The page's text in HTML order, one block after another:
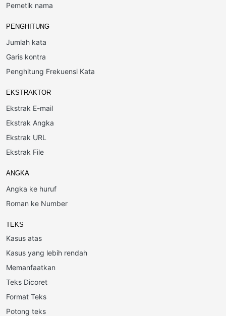
Pemetik nama
PENGHITUNG
Jumlah kata
Garis kontra
Penghitung Frekuensi Kata
EKSTRAKTOR
Ekstrak E-mail
Ekstrak Angka
Ekstrak URL
Ekstrak File
ANGKA
Angka ke huruf
Roman ke Number
TEKS
Kasus atas
Kasus yang lebih rendah
Memanfaatkan
Teks Dicoret
Format Teks
Potong teks